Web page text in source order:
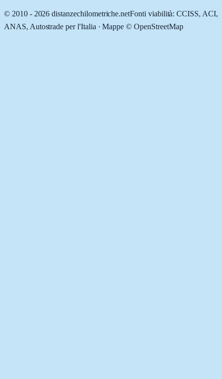
© 2010 - 2026 distanzechilometriche.netFonti viabilità: CCISS, ACI,
ANAS, Autostrade per l'Italia · Mappe © OpenStreetMap